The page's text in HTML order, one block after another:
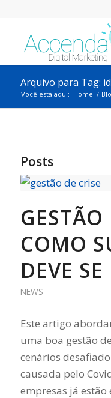
Arquivo para Tag:
Você está aqui: Home /
Posts
GESTÃO
COMO
DEVE
NEWS
Este artigo
uma boa gestão
cenários
causada pelo
empresas já